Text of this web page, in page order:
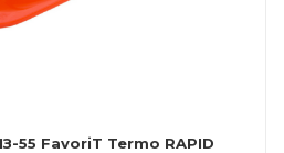
55 FavoriT Termo RAPID